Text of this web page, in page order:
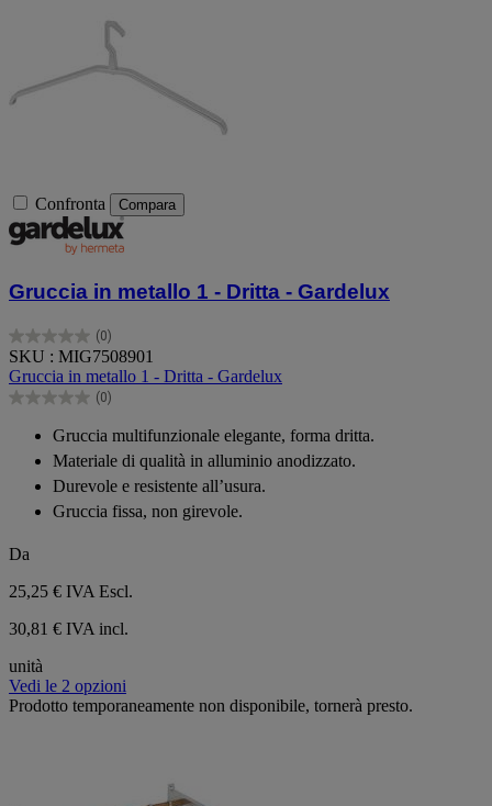
Confronta Compara
Gruccia in metallo 1 - Dritta - Gardelux
(0)
0.0
su
5
stelle.
SKU : MIG7508901
Gruccia in metallo 1 - Dritta - Gardelux
(0)
0.0
stelle.
Gruccia multifunzionale elegante, forma dritta.
Materiale di qualità in alluminio anodizzato.
Durevole e resistente all’usura.
Gruccia fissa, non girevole.
Da
25,25 € IVA Escl.
30,81 € IVA incl.
unità
Vedi le 2 opzioni
Prodotto temporaneamente non disponibile, tornerà presto.